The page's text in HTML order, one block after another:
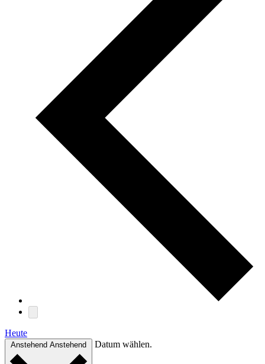
Heute
Anstehend Anstehend Datum wählen.